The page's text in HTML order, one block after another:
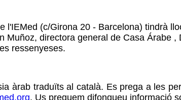
(c/Girona 20 - Barcelona) tindrà
directora general de Casa Árabe
ressenyeses.
àrab traduïts al català. Es prega a les
. Us preguem difongueu informació